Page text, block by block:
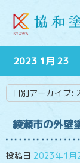
2023 1月 23
日別アーカイブ:
綾瀬市の外壁
投稿日 2023年1月